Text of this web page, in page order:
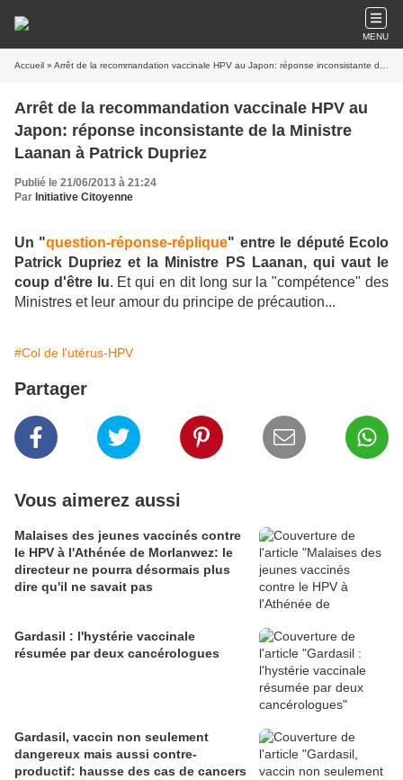
MENU
Accueil » Arrêt de la recommandation vaccinale HPV au Japon: réponse inconsistante de la Ministre Laanan à Patrick Dupriez
Arrêt de la recommandation vaccinale HPV au
Japon: réponse inconsistante de la Ministre
Laanan à Patrick Dupriez
Publié le 21/06/2013 à 21:24
Par Initiative Citoyenne
Un "question-réponse-réplique" entre le député Ecolo
Patrick Dupriez et la Ministre PS Laanan, qui vaut le
coup d'être lu. Et qui en dit long sur la "compétence" des
Ministres et leur amour du principe de précaution...
#Col de l'utérus-HPV
Partager
Vous aimerez aussi
Malaises des jeunes vaccinés contre
le HPV à l'Athénée de Morlanwez: le
directeur ne pourra désormais plus
dire qu'il ne savait pas
Gardasil : l'hystérie vaccinale
résumée par deux cancérologues
Gardasil, vaccin non seulement
dangereux mais aussi contre-
productif: hausse des cas de cancers